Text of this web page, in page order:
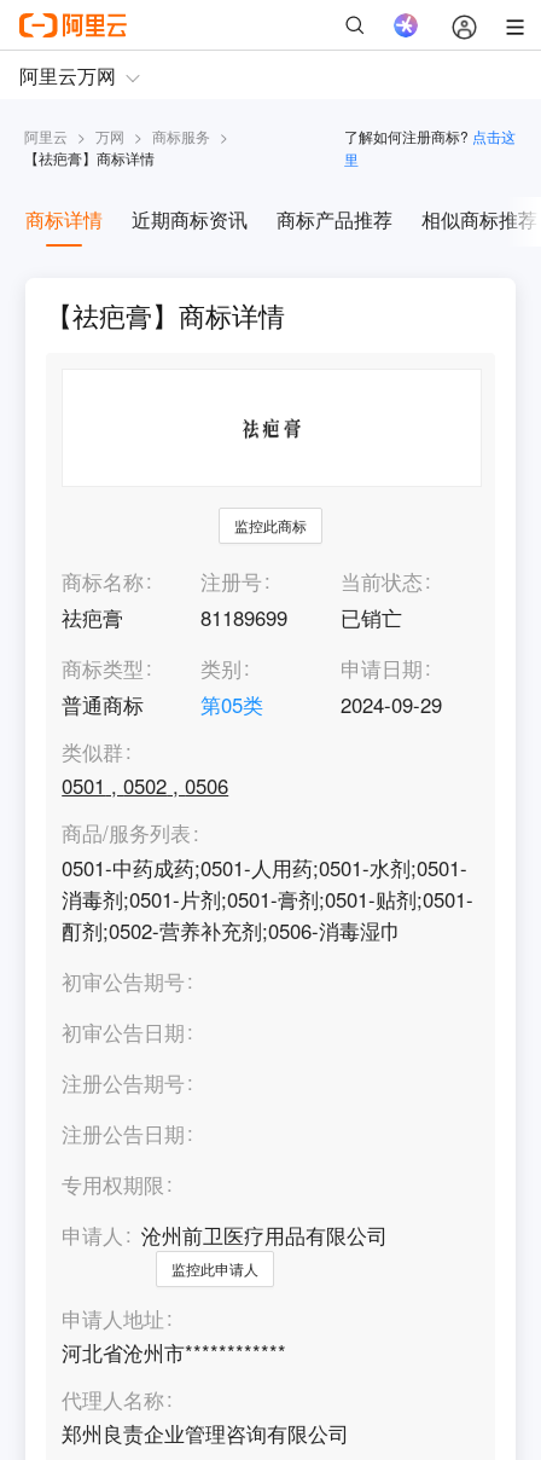
阿里云 > 万网 > 商标服务 >
【祛疤膏】商标详情
了解如何注册商标? 点击这
里
商标详情 近期商标资讯 商标产品推荐 相似商标推荐
【祛疤膏】商标详情
监控此商标
商标名称
祛疤膏
注册号
81189699
当前状态
已销亡
商标类型
普通商标
类别
第05类
申请日期
2024-09-29
类似群
0501 ,0502 ,0506
商品/服务列表
0501-中药成药;0501-人用药;0501-水剂;0501-
消毒剂;0501-片剂;0501-膏剂;0501-贴剂;0501-
酊剂;0502-营养补充剂;0506-消毒湿巾
初审公告期号
初审公告日期
注册公告期号
注册公告日期
专用权期限
申请人
沧州前卫医疗用品有限公司
监控此申请人
申请人地址
河北省沧州市************
代理人名称
郑州良责企业管理咨询有限公司